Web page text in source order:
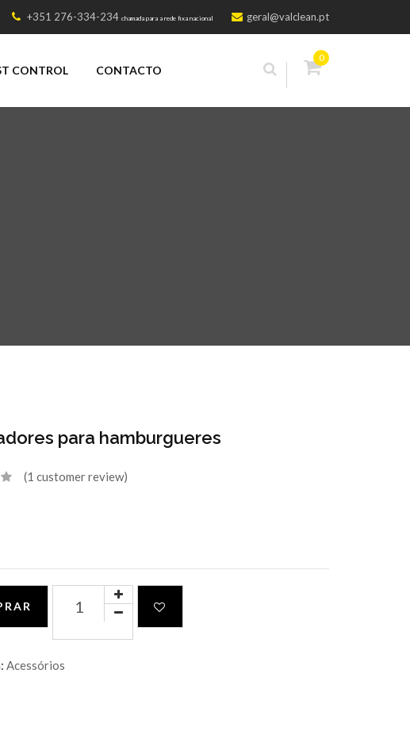
+351 276-334-234 chamada para a rede fixa nacional geral@valclean.pt
CONTROL CONTACTO
0
para hamburgueres
(1 customer review)
Acessórios